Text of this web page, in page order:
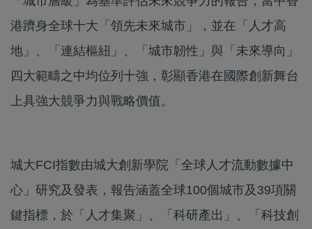
港躋身全球十大「領先未來城市」，並在「人才高
地」、「連結樞紐」、「城市韌性」與「未來導向」
四大範疇之中均位列十強，彰顯香港在國際創新舞台
上具強大競爭力與戰略價值。
城大FCI指數由城大創新學院「全球人才流動數據中
心」研究及發表，報告涵蓋全球100個城市及39項關
鍵指標，於「人才集聚」、「科研產出」、「科技創